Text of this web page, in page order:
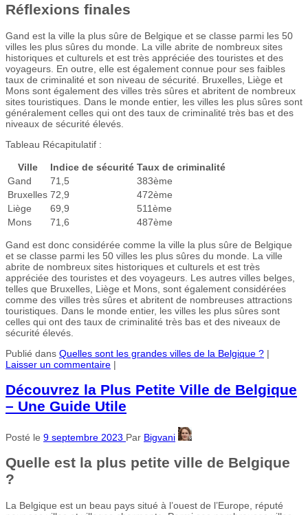
Réflexions finales
Gand est la ville la plus sûre de Belgique et se classe parmi les 50
villes les plus sûres du monde. La ville abrite de nombreux sites
historiques et culturels et est très appréciée des touristes et des
voyageurs. En outre, elle est également connue pour ses faibles
taux de criminalité et son niveau de sécurité. Bruxelles, Liège et
Mons sont également des villes très sûres et abritent de nombreux
sites touristiques. Dans le monde entier, les villes les plus sûres sont
généralement celles qui ont des taux de criminalité très bas et des
niveaux de sécurité élevés.
Tableau Récapitulatif :
Ville Indice de sécurité Taux de criminalité
Gand
71,5
383ème
Bruxelles 72,9
472ème
Liège
69,9
511ème
Mons
71,6 487ème
Gand est donc considérée comme la ville la plus sûre de Belgique
et se classe parmi les 50 villes les plus sûres du monde. La ville
abrite de nombreux sites historiques et culturels et est très
appréciée des touristes et des voyageurs. Les autres villes belges,
telles que Bruxelles, Liège et Mons, sont également considérées
comme des villes très sûres et abritent de nombreuses attractions
touristiques. Dans le monde entier, les villes les plus sûres sont
celles qui ont des taux de criminalité très bas et des niveaux de
sécurité élevés.
Publié dans Quelles sont les grandes villes de la Belgique ? |
Laisser un commentaire |
Découvrez la Plus Petite Ville de Belgique
– Une Guide Utile
Posté le 9 septembre 2023 Par Bigvani
Quelle est la plus petite ville de Belgique
?
La Belgique est un beau pays situé à l’ouest de l’Europe, réputé